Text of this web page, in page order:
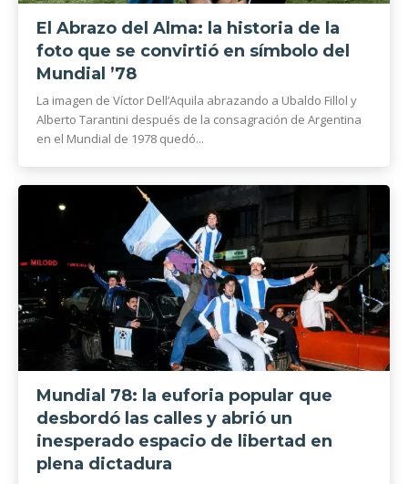
El Abrazo del Alma: la historia de la
foto que se convirtió en símbolo del
Mundial ’78
La imagen de Víctor Dell’Aquila abrazando a Ubaldo Fillol y
Alberto Tarantini después de la consagración de Argentina
en el Mundial de 1978 quedó...
Mundial 78: la euforia popular que
desbordó las calles y abrió un
inesperado espacio de libertad en
plena dictadura